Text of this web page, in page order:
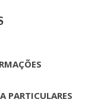
PARTICULARES